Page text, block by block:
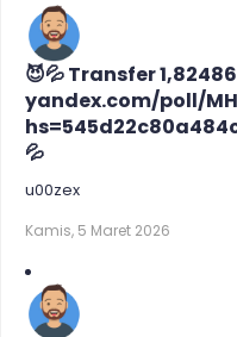
😈💦 Transfer
yandex.com/poll/
💦
u00zex
Kamis, 5 Maret 2026